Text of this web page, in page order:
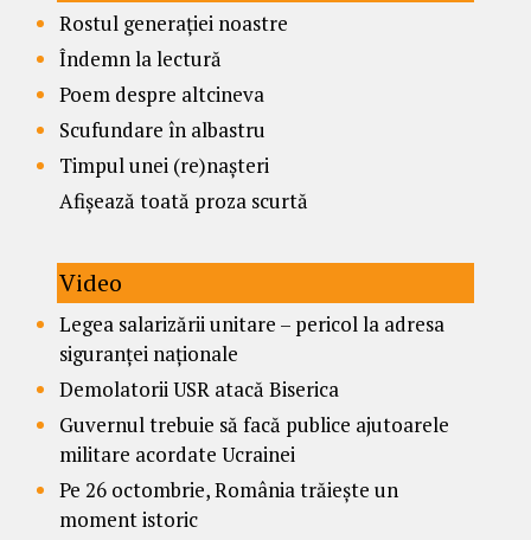
Rostul generației noastre
Îndemn la lectură
Poem despre altcineva
Scufundare în albastru
Timpul unei (re)nașteri
Afișează toată proza scurtă
Video
Legea salarizării unitare – pericol la adresa
siguranței naționale
Demolatorii USR atacă Biserica
Guvernul trebuie să facă publice ajutoarele
militare acordate Ucrainei
Pe 26 octombrie, România trăiește un
moment istoric